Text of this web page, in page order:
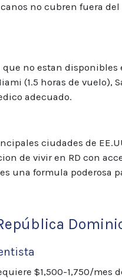
no cubren fuera del
no estan disponibles
(1.5 horas de vuelo),
adecuado.
ciudades de
de vivir en RD con
una formula poderosa
$1,500-1,750/mes